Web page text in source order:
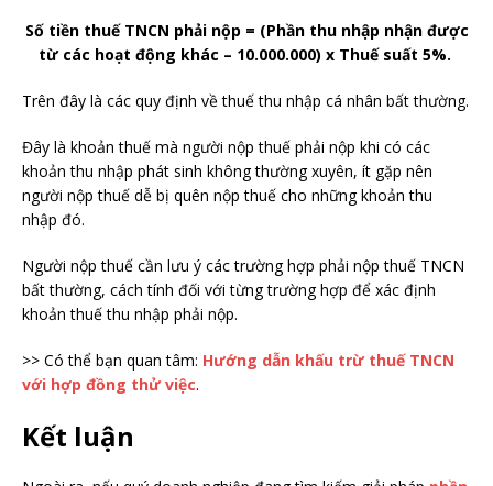
Số tiền thuế TNCN phải nộp = (Phần thu nhập nhận được
từ các hoạt động khác – 10.000.000) x Thuế suất 5%.
Trên đây là các quy định về thuế thu nhập cá nhân bất thường.
Đây là khoản thuế mà người nộp thuế phải nộp khi có các
khoản thu nhập phát sinh không thường xuyên, ít gặp nên
người nộp thuế dễ bị quên nộp thuế cho những khoản thu
nhập đó.
Người nộp thuế cần lưu ý các trường hợp phải nộp thuế TNCN
bất thường, cách tính đối với từng trường hợp để xác định
khoản thuế thu nhập phải nộp.
>> Có thể bạn quan tâm: Hướng dẫn khấu trừ thuế TNCN
với hợp đồng thử việc.
Kết luận